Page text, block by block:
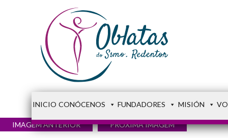
INICIO CONÓCENOS FUNDADORES MISIÓN
IMAGEM ANTERIOR PRÓXIMA IMAGEM